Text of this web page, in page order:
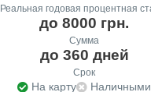
Реальная годовая процентная
до 8000 грн.
Сумма
до 360 дней
Срок
На карту Наличными